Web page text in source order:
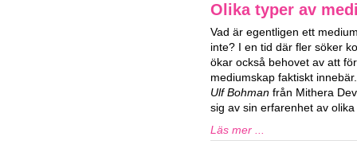
Olika typer av
Vad är egentligen ett
inte? I en tid där fler söker
ökar också behovet av att
mediumskap faktiskt
Ulf Bohman från Mithera
sig av sin erfarenhet av
Läs mer ...